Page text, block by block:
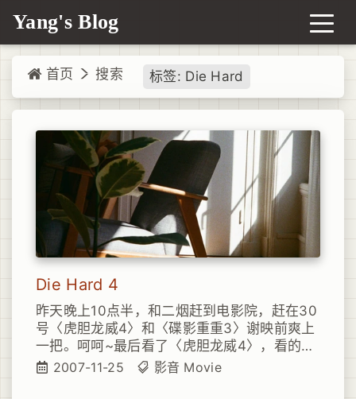
Yang's Blog
首页 搜索 标签: Die Hard
Die Hard 4
昨天晚上10点半，和二烟赶到电影院，赶在30
号〈虎胆龙威4〉和〈碟影重重3〉谢映前爽上
一把。呵呵~最后看了〈虎胆龙威4〉，看的所
谓的数字版的，不过总体上来说数字版的确要
2007-11-25 影音 Movie